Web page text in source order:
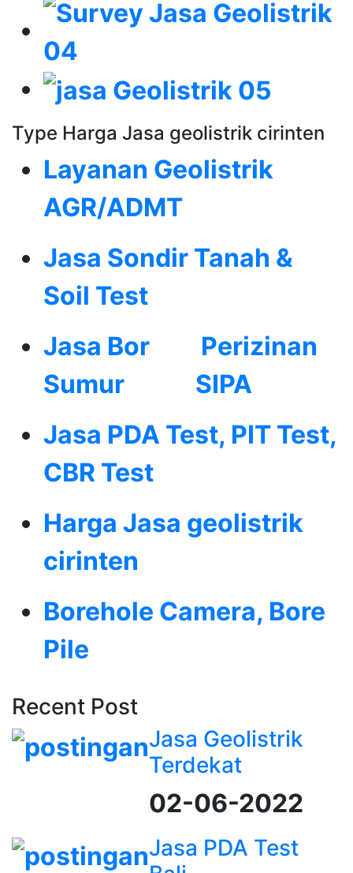
Type Harga Jasa geolistrik cirinten
Layanan Geolistrik
AGR/ADMT
Jasa Sondir Tanah &
Soil Test
Jasa Bor
Sumur
Perizinan
SIPA
Jasa PDA Test, PIT Test,
CBR Test
Harga Jasa geolistrik
cirinten
Borehole Camera, Bore
Pile
Recent Post
Jasa Geolistrik
Terdekat
02-06-2022
Jasa PDA Test